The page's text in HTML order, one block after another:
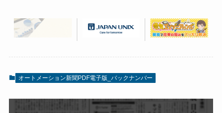
オートメーション新聞PDF電子版_バックナンバー